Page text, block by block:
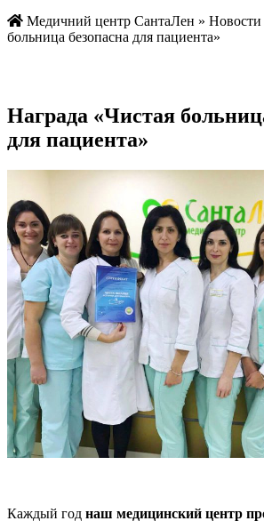
Медичний центр СантаЛен » Новости
больница безопасна для пациента»
Награда «Чистая
для пациента»
Каждый год наш медицинский центр